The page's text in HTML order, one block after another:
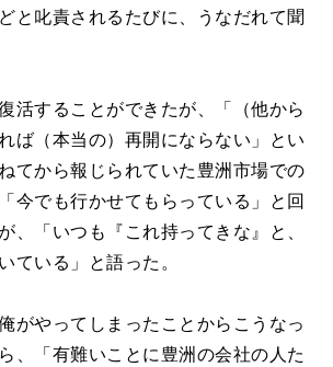
と叱責されるたびに、うなだれて聞
活することができたが、「（他から
ば（本当の）再開にならない」とい
てから報じられていた豊洲市場での
今でも行かせてもらっている」と回
、「いつも『これ持ってきな』と、
ている」と語った。
がやってしまったことからこうなっ
、「有難いことに豊洲の会社の人た